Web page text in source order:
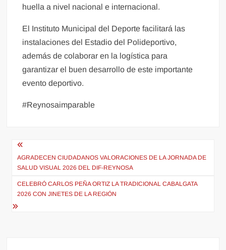
huella a nivel nacional e internacional.
El Instituto Municipal del Deporte facilitará las
instalaciones del Estadio del Polideportivo,
además de colaborar en la logística para
garantizar el buen desarrollo de este importante
evento deportivo.
#Reynosaimparable
Navegación
de
entradas
AGRADECEN CIUDADANOS VALORACIONES DE LA JORNADA DE
SALUD VISUAL 2026 DEL DIF-REYNOSA
CELEBRÓ CARLOS PEÑA ORTIZ LA TRADICIONAL CABALGATA
2026 CON JINETES DE LA REGIÓN